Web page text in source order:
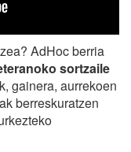
AdHoc berria
sortzaile
gainera, aurrekoen
berreskuratzen